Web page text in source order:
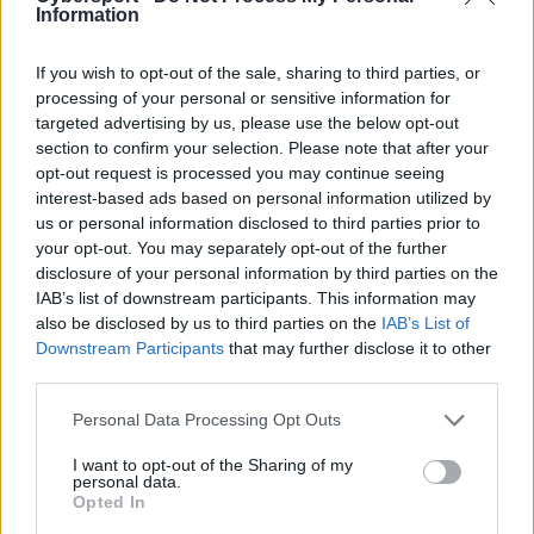
Information
If you wish to opt-out of the sale, sharing to third parties, or
processing of your personal or sensitive information for
targeted advertising by us, please use the below opt-out
section to confirm your selection. Please note that after your
opt-out request is processed you may continue seeing
interest-based ads based on personal information utilized by
us or personal information disclosed to third parties prior to
your opt-out. You may separately opt-out of the further
disclosure of your personal information by third parties on the
IAB’s list of downstream participants. This information may
also be disclosed by us to third parties on the IAB’s List of
Downstream Participants that may further disclose it to other
Personal Data Processing Opt Outs
I want to opt-out of the Sharing of my
personal data.
Opted In
wielu ogłoszeń związanych ze składami poszczególnych
Dzisiaj na takowe zdecydował się 7more7 Pompa Team,
który postanowił wystawić nie jeden, a dwa składy na
nadchodzące kwalifikacje, które rozpoczną się już w
przyszły poniedziałek. Obie ekipy są mieszanką
doświadczenia i młodzików, a wszystkich dziesięciu
graczy mieliśmy okazję oglądać na Summoner's Rift
podczas poprzednich sezonów Ultraligi.
Damian "defles" Filipow oraz Artur "Rybson" Gębicz,
którzy dotychczas reprezentowali akademię organizacji
Sergiusza Górskiego teraz staną naprzeciwko siebie w
piątki występującej w drugiej Ultralidze swoje miejsce w
gronie dziesięciu graczy znalazł także Sebastian "Color"
Czyżyk. Warto wspomnieć, że w tych ekipach znalazł się